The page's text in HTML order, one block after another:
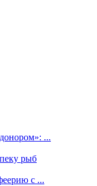
...
рыб
с ...